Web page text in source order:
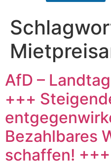
AfD –
+++
Bezahlbares
schaffen! +++